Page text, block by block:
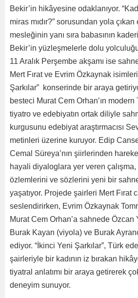
Bekir’in hikâyesine odaklanıyor.
miras mıdır?” sorusundan yola çıkan
mesleğinin yanı sıra babasının
Bekir’in yüzleşmelerle dolu
11 Aralık Perşembe akşamı ise
Mert Fırat ve Evrim Özkaynak
Şarkılar” konserinde bir araya
besteci Murat Cem Orhan’ın
tiyatro ve edebiyatın ortak diliyle
kurgusunu edebiyat araştırmacısı
metinleri üzerine kuruyor. Edip
Cemal Süreya’nın şiirlerinden
hayali diyaloglara yer veren
özlemlerini ve sözlerini yeni bir
yaşatıyor. Projede şairleri Mert Fırat
seslendirirken, Evrim Özkaynak
Murat Cem Orhan’a sahnede Özcan
Burak Kayan (viyola) ve Burak
ediyor. “İkinci Yeni Şarkılar”, Türk
şairleriyle bir kadının iz bırakan
tiyatral anlatımı bir araya getirerek
deneyim sunuyor.